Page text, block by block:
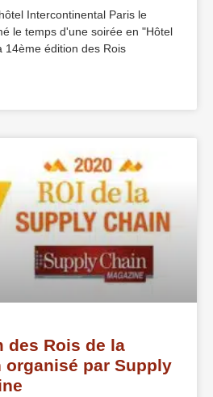
Intercontinental Paris le
le temps d'une soirée en "Hôtel
14ème édition des Rois
des Rois de la
organisé par Supply